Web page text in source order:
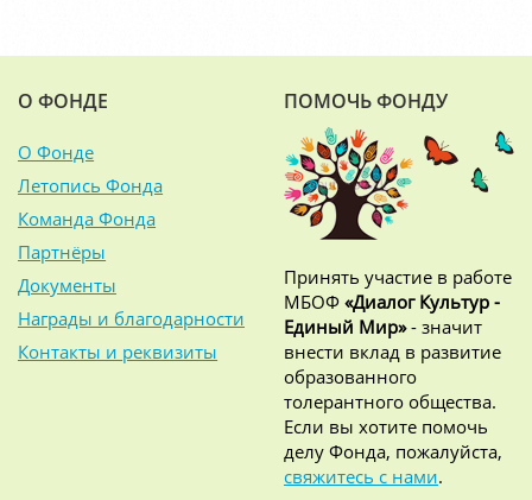
О ФОНДЕ
О Фонде
Летопись Фонда
Команда Фонда
Партнёры
Документы
Награды и благодарности
Контакты и реквизиты
ПОМОЧЬ ФОНДУ
Принять участие в работе
МБОФ «Диалог Культур -
Единый Мир»- значит
внести вклад в развитие
образованного
толерантного общества.
Если вы хотите помочь
делу Фонда, пожалуйста,
свяжитесь с нами.